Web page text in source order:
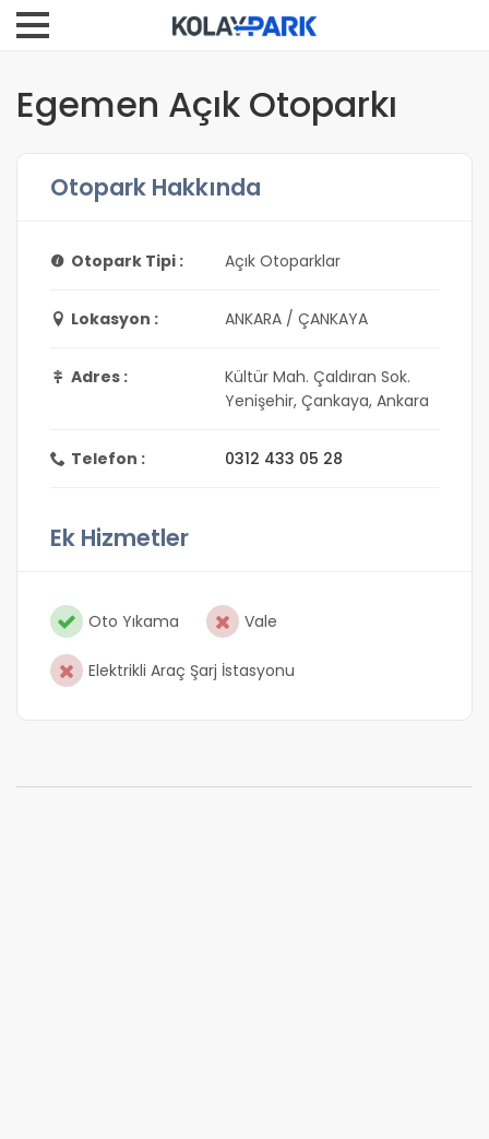
Egemen Açık Otoparkı
Otopark Hakkında
Otopark Tipi : Açık Otoparklar
Lokasyon : ANKARA / ÇANKAYA
Adres :
Kültür Mah. Çaldıran Sok.
Yenişehir, Çankaya, Ankara
Telefon : 0312 433 05 28
Ek Hizmetler
Oto Yıkama Vale
Elektrikli Araç Şarj İstasyonu